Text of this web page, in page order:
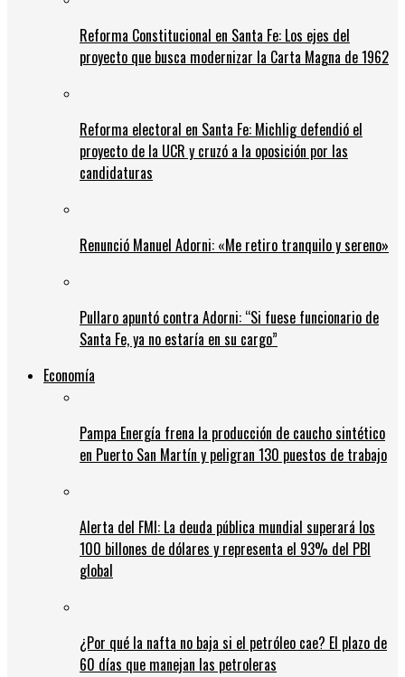
Reforma Constitucional en Santa Fe: Los ejes del
proyecto que busca modernizar la Carta Magna de 1962
Reforma electoral en Santa Fe: Michlig defendió el
proyecto de la UCR y cruzó a la oposición por las
candidaturas
Renunció Manuel Adorni: «Me retiro tranquilo y sereno»
Pullaro apuntó contra Adorni: “Si fuese funcionario de
Santa Fe, ya no estaría en su cargo”
Economía
Pampa Energía frena la producción de caucho sintético
en Puerto San Martín y peligran 130 puestos de trabajo
Alerta del FMI: La deuda pública mundial superará los
100 billones de dólares y representa el 93% del PBI
global
¿Por qué la nafta no baja si el petróleo cae? El plazo de
60 días que manejan las petroleras